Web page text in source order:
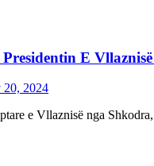
E
20, 2024
e Vllaznisë nga